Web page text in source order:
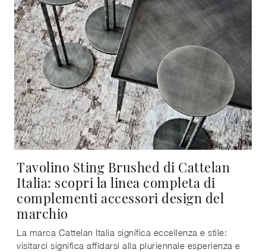
Tavolino Sting Brushed di Cattelan
Italia: scopri la linea completa di
complementi accessori design del
marchio
La marca Cattelan Italia significa eccellenza e stile:
visitarci significa affidarsi alla pluriennale esperienza e